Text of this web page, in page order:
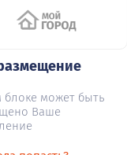
блоке может быть
Ваше